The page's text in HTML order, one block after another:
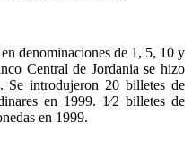
denominaciones de 1, 5, 10 y
Central de Jordania se hizo
Se introdujeron 20 billetes de
en 1999. 1⁄2 billetes de
en 1999.